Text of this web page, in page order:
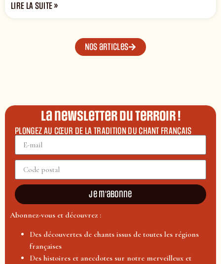
LIRE LA SUITE »
Nos articles
La newsletter du terroir !
PLONGEZ AU CŒUR DE LA TRADITION DU CHANT FRANÇAIS
Je m'abonne
Abonnez-vous et découvrez :
Des découvertes de chants issus de toutes les régions
françaises
Des histoires et anecdotes sur notre merveilleux et